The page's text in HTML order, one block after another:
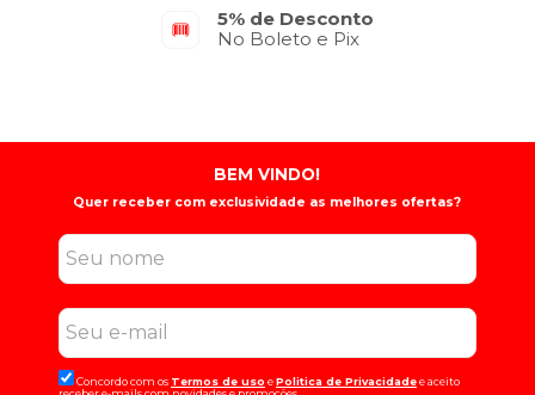
5% de Desconto
No Boleto e Pix
BEM VINDO!
Quer receber com exclusividade as melhores ofertas?
Concordo com os Termos de uso ePolitica de Privacidadee aceito